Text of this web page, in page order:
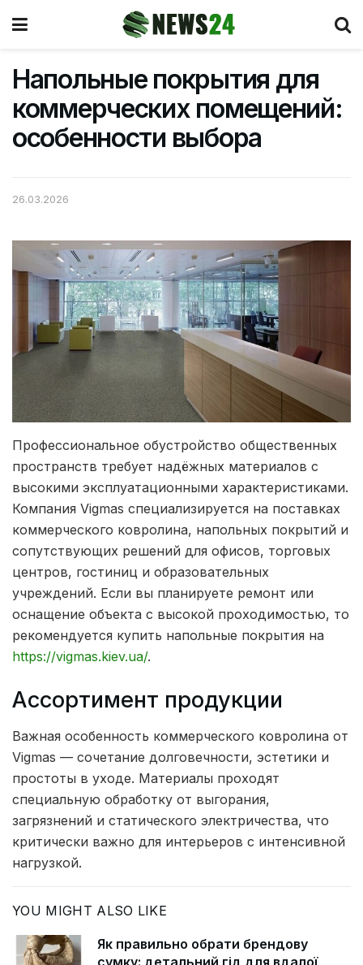
Напольные покрытия для
коммерческих помещений:
особенности выбора
26.03.2026
Профессиональное обустройство общественных
пространств требует надёжных материалов с
высокими эксплуатационными характеристиками.
Компания Vigmas специализируется на поставках
коммерческого ковролина, напольных покрытий и
сопутствующих решений для офисов, торговых
центров, гостиниц и образовательных
учреждений. Если вы планируете ремонт или
оснащение объекта с высокой проходимостью, то
рекомендуется купить напольные покрытия на
https://vigmas.kiev.ua/.
Ассортимент продукции
Важная особенность коммерческого ковролина от
Vigmas — сочетание долговечности, эстетики и
простоты в уходе. Материалы проходят
специальную обработку от выгорания,
загрязнений и статического электричества, что
критически важно для интерьеров с интенсивной
нагрузкой.
YOU MIGHT ALSO LIKE
Як правильно обрати брендову